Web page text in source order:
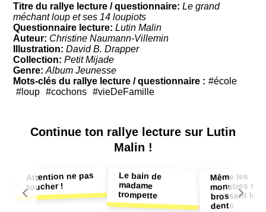
Titre du rallye lecture / questionnaire:Le grand
méchant loup et ses 14 loupiots
Questionnaire lecture:Lutin Malin
Auteur: Christine Naumann-Villemin
Illustration:David B. Drapper
Collection:Petit Mijade
Genre:Album Jeunesse
Mots-clés du rallye lecture / questionnaire : #école
#loup
#cochons #vieDeFamille
Continue ton rallye lecture sur Lutin
Malin !
Attention ne pas
toucher !
Le bain de
madame
trompette
Même les
monstres se
brossent les
dents